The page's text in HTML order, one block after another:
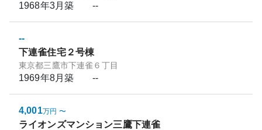
1968年3月築 --
--
下連雀住宅２号棟
東京都三鷹市下連雀６丁目
1969年8月築 --
4,001万円 〜
ライオンズマンション三鷹下連雀